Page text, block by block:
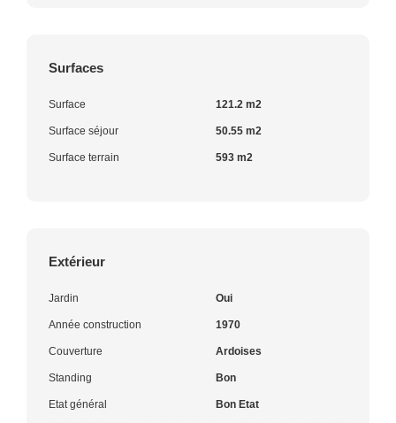
Surfaces
Surface 121.2 m2
Surface séjour 50.55 m2
Surface terrain 593 m2
Extérieur
Jardin Oui
Année construction 1970
Couverture Ardoises
Standing Bon
Etat général Bon Etat